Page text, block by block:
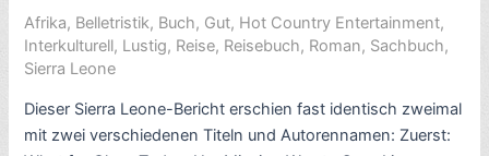
Afrika, Belletristik, Buch, Gut, Hot Country Entertainment,
Interkulturell, Lustig, Reise, Reisebuch, Roman, Sachbuch,
Sierra Leone
Dieser Sierra Leone-Bericht erschien fast identisch zweimal
mit zwei verschiedenen Titeln und Autorennamen: Zuerst: